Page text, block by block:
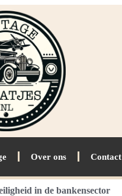
Over ons Contact
in de bankensector